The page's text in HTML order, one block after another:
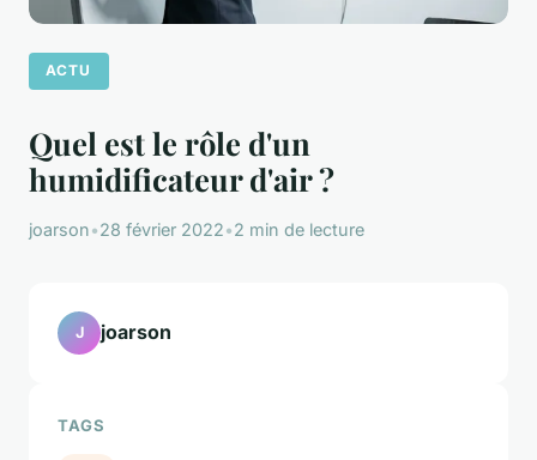
ACTU
Quel est le rôle d'un
humidificateur d'air ?
joarson•28 février 2022•2 min de lecture
J joarson
TAGS